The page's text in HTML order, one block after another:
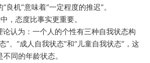
良机”意味着“一定程度的推迟”。
，态度比事实更重要。
论认为：一个人的个性有三种自我状态构
”、“成人自我状态”和“儿童自我状态”，这
同的年龄状态。